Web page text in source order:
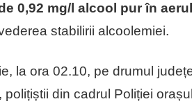
0,92 mg/l alcool pur în
stabilirii alcoolemiei.
la ora 02.10, pe drumul
din cadrul Poliției